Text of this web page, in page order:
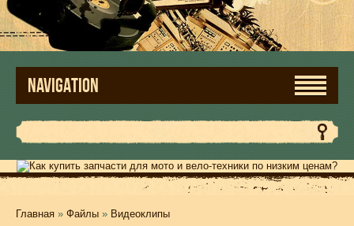
NAVIGATION
Главная » Файлы » Видеоклипы